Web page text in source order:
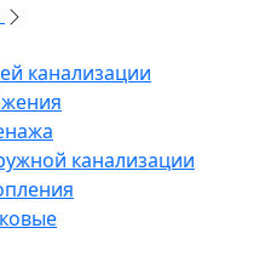
канализации
канализации